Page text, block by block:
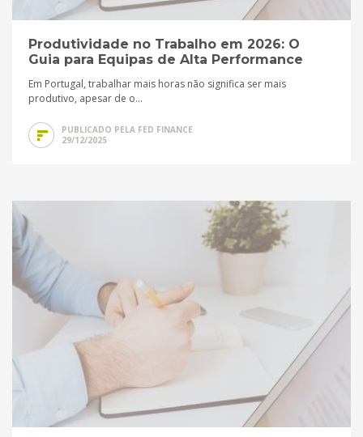
Produtividade no Trabalho em 2026: O
Guia para Equipas de Alta Performance
Em Portugal, trabalhar mais horas não significa ser mais
produtivo, apesar de o...
PUBLICADO PELA FED FINANCE
29/12/2025